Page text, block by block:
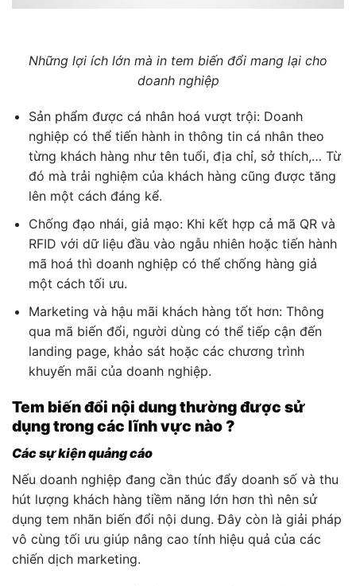
Những lợi ích lớn mà in tem biến đổi mang lại cho
doanh nghiệp
Sản phẩm được cá nhân hoá vượt trội: Doanh
nghiệp có thể tiến hành in thông tin cá nhân theo
từng khách hàng như tên tuổi, địa chỉ, sở thích,… Từ
đó mà trải nghiệm của khách hàng cũng được tăng
lên một cách đáng kể.
Chống đạo nhái, giả mạo: Khi kết hợp cả mã QR và
RFID với dữ liệu đầu vào ngẫu nhiên hoặc tiến hành
mã hoá thì doanh nghiệp có thể chống hàng giả
một cách tối ưu.
Marketing và hậu mãi khách hàng tốt hơn: Thông
qua mã biến đổi, người dùng có thể tiếp cận đến
landing page, khảo sát hoặc các chương trình
khuyến mãi của doanh nghiệp.
Tem biến đổi nội dung thường được sử
dụng trong các lĩnh vực nào ?
Các sự kiện quảng cáo
Nếu doanh nghiệp đang cần thúc đẩy doanh số và thu
hút lượng khách hàng tiềm năng lớn hơn thì nên sử
dụng tem nhãn biến đổi nội dung. Đây còn là giải pháp
vô cùng tối ưu giúp nâng cao tính hiệu quả của các
chiến dịch marketing.